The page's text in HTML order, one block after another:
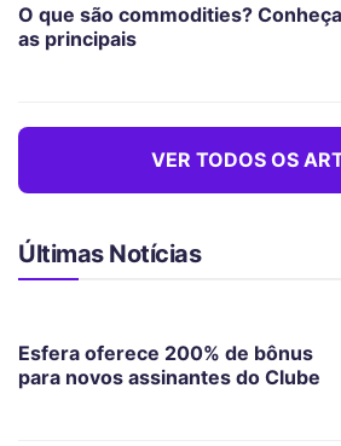
O que são commodities? Conheça
as principais
VER TODOS OS
Últimas Notícias
Esfera oferece 200% de bônus
para novos assinantes do Clube